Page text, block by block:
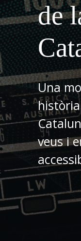
de
Una
veus i